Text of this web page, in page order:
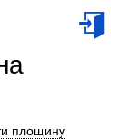
площину